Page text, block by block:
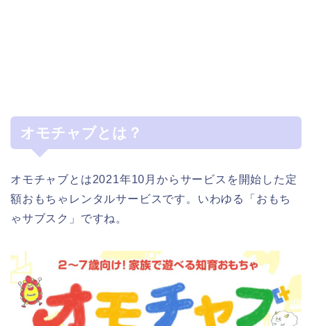
オモチャブとは？
オモチャブとは2021年10月からサービスを開始した定
額おもちゃレンタルサービスです。いわゆる「おもち
ゃサブスク」ですね。